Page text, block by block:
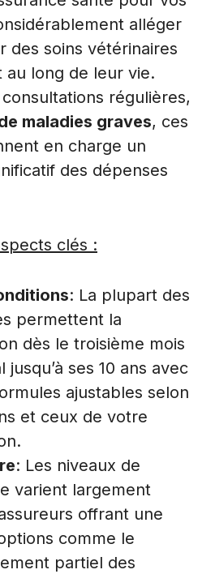
alléger
des soins vétérinaires
au long de leur vie.
consultations régulières,
maladies graves, ces
en charge un
des dépenses
clés :
: La plupart des
permettent la
dès le troisième mois
jusqu’à ses 10 ans avec
ajustables selon
et ceux de votre
: Les niveaux de
varient largement
offrant une
comme le
partiel des